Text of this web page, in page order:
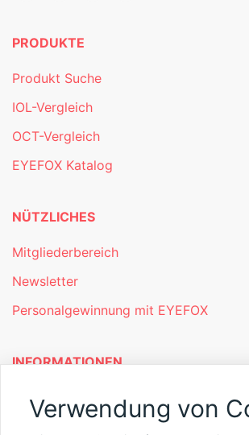
PRODUKTE
Produkt Suche
IOL-Vergleich
OCT-Vergleich
EYEFOX Katalog
NÜTZLICHES
Mitgliederbereich
Newsletter
Personalgewinnung mit EYEFOX
INFORMATIONEN
Was ist EYEFOX – Ihre Möglichkeiten
Verwendung von